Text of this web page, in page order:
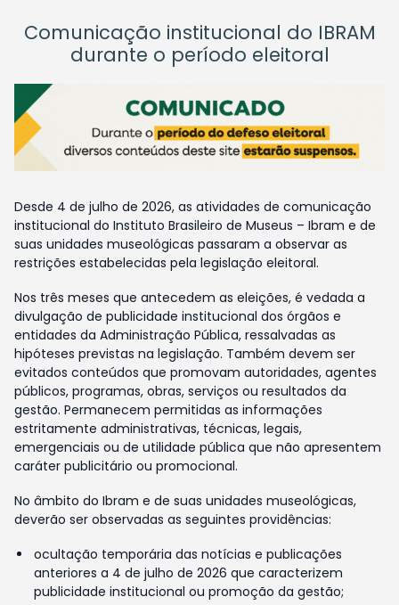
Comunicação institucional do IBRAM
durante o período eleitoral
Desde 4 de julho de 2026, as atividades de comunicação
institucional do Instituto Brasileiro de Museus – Ibram e de
suas unidades museológicas passaram a observar as
restrições estabelecidas pela legislação eleitoral.
Nos três meses que antecedem as eleições, é vedada a
divulgação de publicidade institucional dos órgãos e
entidades da Administração Pública, ressalvadas as
hipóteses previstas na legislação. Também devem ser
evitados conteúdos que promovam autoridades, agentes
públicos, programas, obras, serviços ou resultados da
gestão. Permanecem permitidas as informações
estritamente administrativas, técnicas, legais,
emergenciais ou de utilidade pública que não apresentem
caráter publicitário ou promocional.
No âmbito do Ibram e de suas unidades museológicas,
deverão ser observadas as seguintes providências:
ocultação temporária das notícias e publicações
anteriores a 4 de julho de 2026 que caracterizem
publicidade institucional ou promoção da gestão;